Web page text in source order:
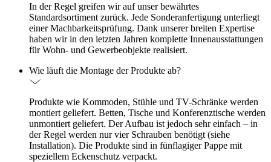
In der Regel greifen wir auf unser bewährtes
Standardsortiment zurück. Jede Sonderanfertigung unterliegt
einer Machbarkeitsprüfung. Dank unserer breiten Expertise
haben wir in den letzten Jahren komplette Innenausstattungen
für Wohn- und Gewerbeobjekte realisiert.
Wie läuft die Montage der Produkte ab?
Produkte wie Kommoden, Stühle und TV-Schränke werden
montiert geliefert. Betten, Tische und Konferenztische werden
unmontiert geliefert. Der Aufbau ist jedoch sehr einfach – in
der Regel werden nur vier Schrauben benötigt (siehe
Installation). Die Produkte sind in fünflagiger Pappe mit
speziellem Eckenschutz verpackt.